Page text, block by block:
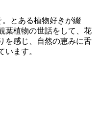
とある植物好きが綴
葉植物の世話をして、花
を感じ、自然の恵みに舌
います。